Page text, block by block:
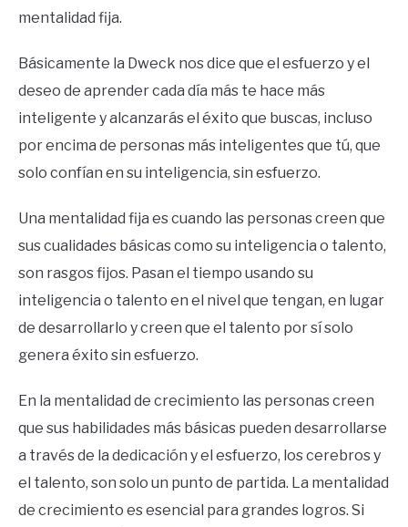
mentalidad fija.
Básicamente la Dweck nos dice que el esfuerzo y el
deseo de aprender cada día más te hace más
inteligente y alcanzarás el éxito que buscas, incluso
por encima de personas más inteligentes que tú, que
solo confían en su inteligencia, sin esfuerzo.
Una mentalidad fija es cuando las personas creen que
sus cualidades básicas como su inteligencia o talento,
son rasgos fijos. Pasan el tiempo usando su
inteligencia o talento en el nivel que tengan, en lugar
de desarrollarlo y creen que el talento por sí solo
genera éxito sin esfuerzo.
En la mentalidad de crecimiento las personas creen
que sus habilidades más básicas pueden desarrollarse
a través de la dedicación y el esfuerzo, los cerebros y
el talento, son solo un punto de partida. La mentalidad
de crecimiento es esencial para grandes logros. Si